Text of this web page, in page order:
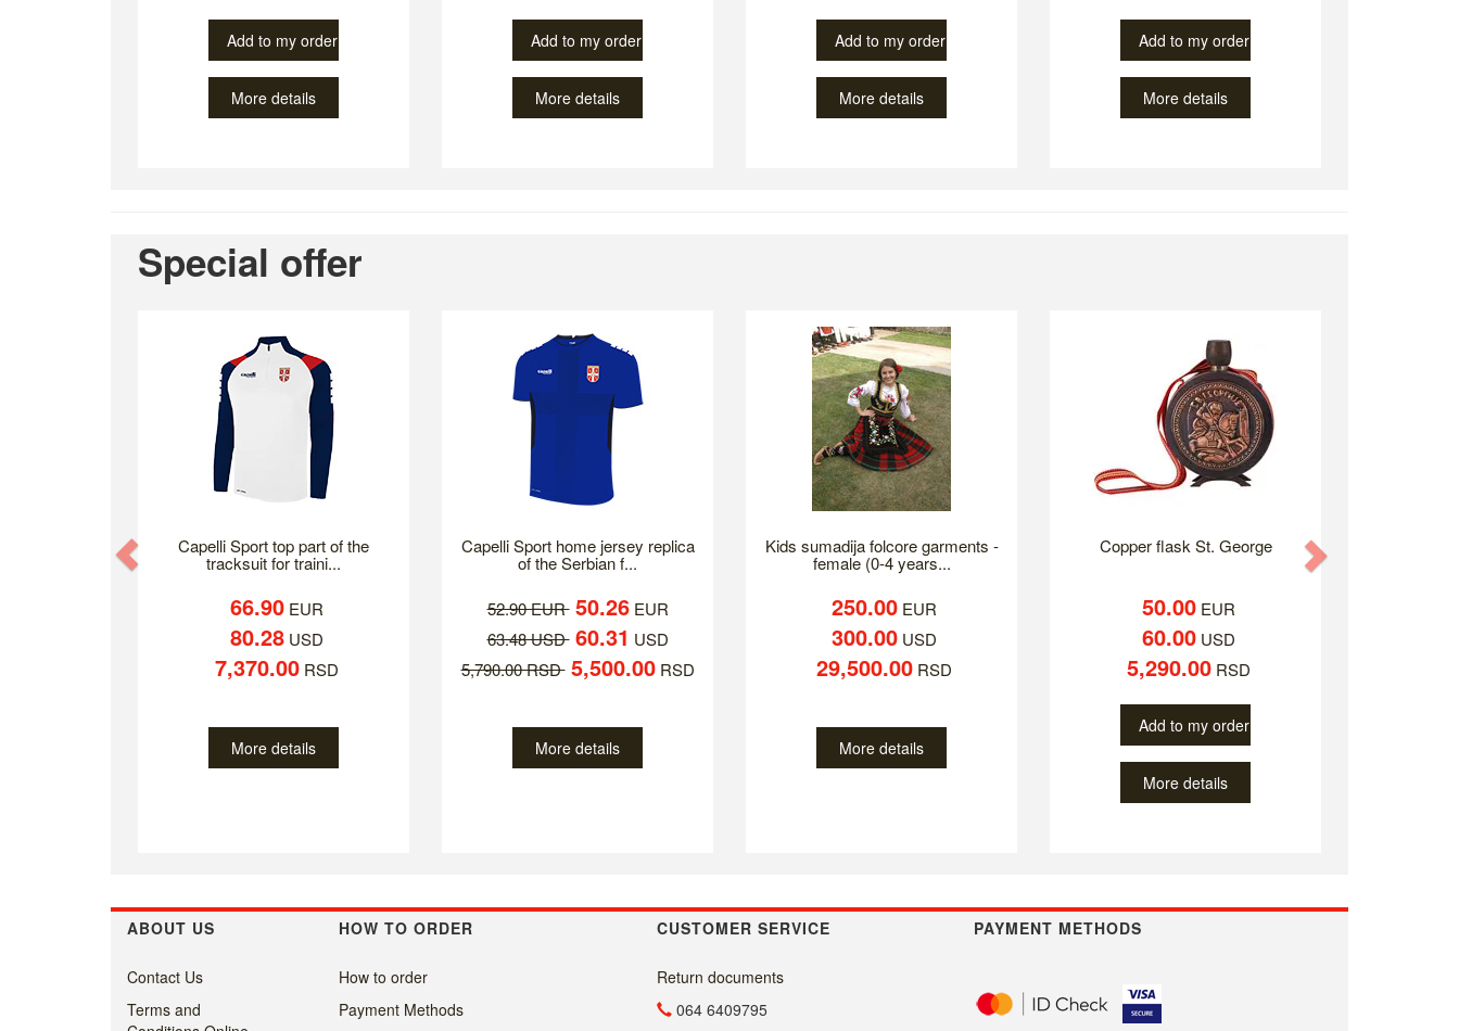
Add to my order
More details
Add to my order
More details
Add to my order
More details
Add to my order
More details
Special offer
Capelli Sport top part of the
tracksuit for traini...
66.90EUR
80.28USD
7,370.00RSD
More details
Capelli Sport home jersey replica
of the Serbian f...
52.90 EUR 50.26EUR
63.48 USD 60.31 USD
5,790.00 RSD 5,500.00RSD
More details
Kids sumadija folcore garments -
female (0-4 years...
250.00 EUR
300.00 USD
29,500.00 RSD
More details
Copper flask St. George
50.00EUR
60.00USD
5,290.00RSD
Add to my order
More details
Previous
ABOUT US HOW TO ORDER CUSTOMER SERVICE PAYMENT METHODS
Contact Us
Terms and
How to order
Payment Methods
Return documents
064 6409795